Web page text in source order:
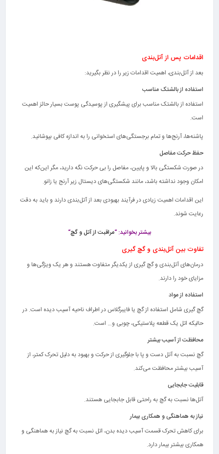
اقدامات پس از آتل‌بندی
بعد از آتل‌بندی، اهمیت اقدامات زیر را در نظر بگیرید:
استفاده از بالشتک مناسب
استفاده از بالشتک مناسب برای پیشگیری از پوسیدگی پوست بسیار حائز اهمیت
است.
پاشنه‌ها، آرنج‌ها و تمام برجستگی‌های استخوانی را به اندازه کافی بپوشانید.
حفظ حرکت مفاصل
در صورت شکستگی بالا و پایین، مفاصل را بی حرکت نگه دارید، مگر این‌که این
امکان وجود نداشته باشد، مانند شکستگی‌های دیستال زیر آرنج یا زانو.
این اقدامات اهمیت زیادی در فرآیند بهبودی بعد از آتل‌بندی دارند و باید به دقت
رعایت شوند.
بیشتر بخوانید: “مراقبت از آتل و گچ“
تفاوت بین آتل‌بندی و گچ گیری
درمان‌های آتل‌بندی و گچ گیری از یکدیگر متفاوت هستند و هر یک ویژگی‌ها و
مزایای خود را دارند.
استفاده از مواد
گچ گیری شامل استفاده از گچ یا فایبرگلاس در اطراف ناحیه آسیب دیده است. در
حالیکه اتل یک قطعه پلاستیکی، چوبی و… است.
محافظت از آسیب بیشتر
گچ نسبت به آتل دست و پا با جلوگیری از حرکت و بهبود به دلیل تحرک کمتر، از
آسیب بیشتر محافظت می‌کند.
قابلیت جابجایی
آتل‌ها نسبت به گچ به راحتی قابل جابجایی هستند.
نیاز به هماهنگی و همکاری بیمار
برای کاهش تحرک قسمت آسیب دیده بدن، اتل نسبت به گچ نیاز به هماهنگی و
همکاری بیشتر بیمار دارد.